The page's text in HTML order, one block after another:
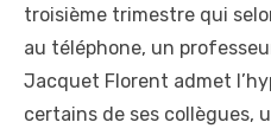
troisième trimestre qui
au téléphone, un
Jacquet Florent admet
certains de ses collègues,